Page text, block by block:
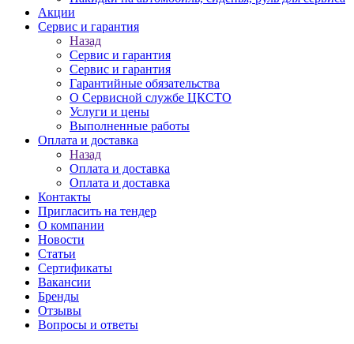
Акции
Сервис и гарантия
Назад
Сервис и гарантия
Сервис и гарантия
Гарантийные обязательства
О Сервисной службе ЦКСТО
Услуги и цены
Выполненные работы
Оплата и доставка
Назад
Оплата и доставка
Оплата и доставка
Контакты
Пригласить на тендер
О компании
Новости
Статьи
Сертификаты
Вакансии
Бренды
Отзывы
Вопросы и ответы